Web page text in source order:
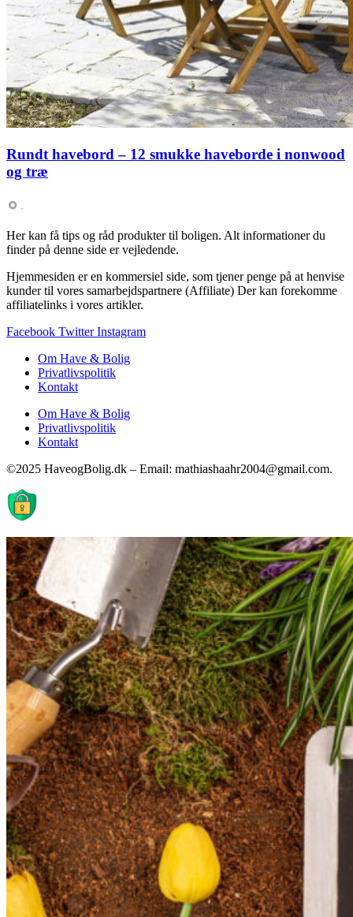
Rundt havebord – 12 smukke haveborde i nonwood
og træ
Her kan få tips og råd produkter til boligen. Alt informationer du
finder på denne side er vejledende.
Hjemmesiden er en kommersiel side, som tjener penge på at henvise
kunder til vores samarbejdspartnere (Affiliate) Der kan forekomme
affiliatelinks i vores artikler.
Facebook Twitter Instagram
Om Have & Bolig
Privatlivspolitik
Kontakt
Om Have & Bolig
Privatlivspolitik
Kontakt
©2025 HaveogBolig.dk – Email: mathiashaahr2004@gmail.com.